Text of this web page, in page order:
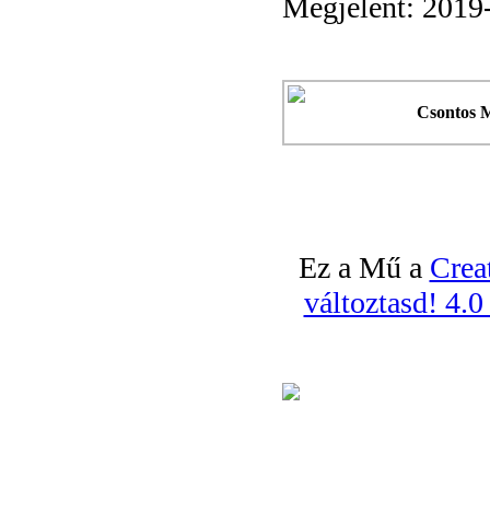
Megjelent:
Csontos
Ez a Mű a
változtasd!